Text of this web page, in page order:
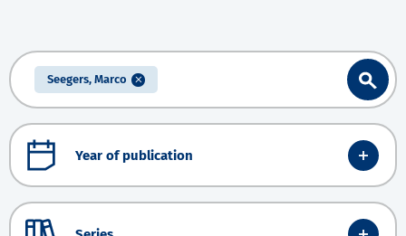
Seegers, Marco
Year of publication